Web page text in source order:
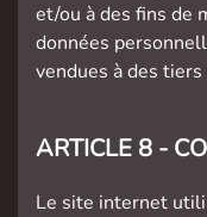
et/ou à des fins de
données
vendues à des
ARTICLE 8 -
Le site internet